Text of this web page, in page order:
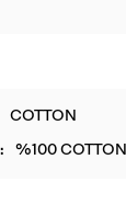
COTTON
%100 COTTON